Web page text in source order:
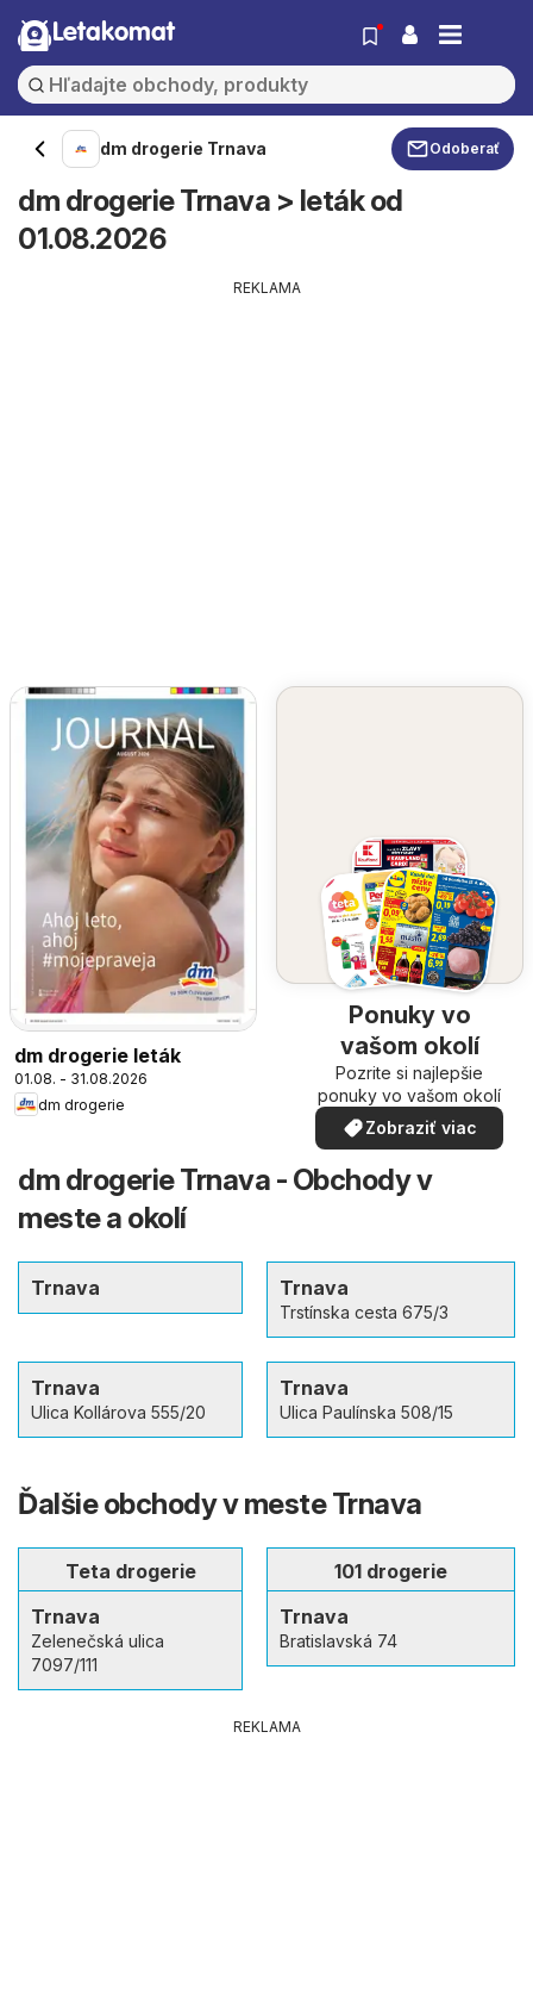
Letakomat
dm drogerie Trnava Odoberať
dm drogerie Trnava > leták od
01.08.2026
REKLAMA
dm drogerie leták
01.08. - 31.08.2026
dm drogerie
Ponuky vo
vašom okolí
Pozrite si najlepšie
ponuky vo vašom okolí
Zobraziť viac
dm drogerie Trnava - Obchody v
meste a okolí
Trnava Trnava
Trstínska cesta 675/3
Trnava
Ulica Kollárova 555/20
Trnava
Ulica Paulínska 508/15
Ďalšie obchody v meste Trnava
Teta drogerie
Trnava
Zelenečská ulica
7097/111
101 drogerie
Trnava
Bratislavská 74
REKLAMA